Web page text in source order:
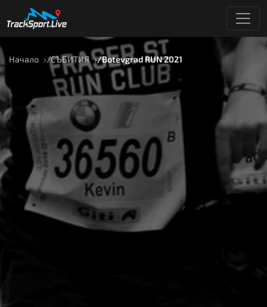
Начало СЪБИТИЯ Botevgrad RUN 2021